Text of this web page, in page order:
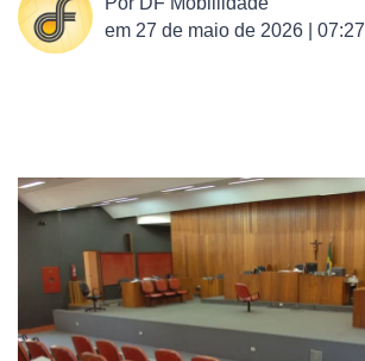
em 27 de maio de 2026 | 07:27